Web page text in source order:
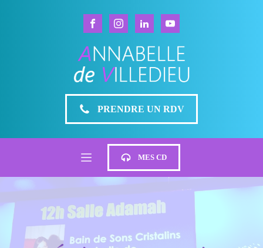
PRENDRE UN RDV
MES CD